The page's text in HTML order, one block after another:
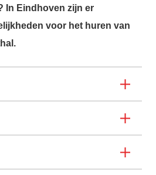
In Eindhoven zijn er
voor het huren van